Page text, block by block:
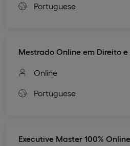
Portuguese
Mestrado Online em Direito e
Online
Portuguese
Executive Master 100%